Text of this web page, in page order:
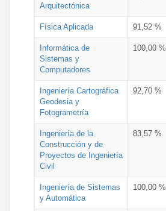
Arquitectónica
Física Aplicada 91,52 %
Informática de
Sistemas y
Computadores
100,00 %
Ingeniería Cartográfica
Geodesia y
Fotogrametría
92,70 %
Ingeniería de la
Construcción y de
Proyectos de Ingeniería
Civil
83,57 %
Ingeniería de Sistemas
y Automática
100,00 %